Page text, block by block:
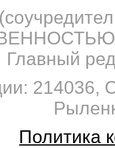
Главный
214036,
Политика